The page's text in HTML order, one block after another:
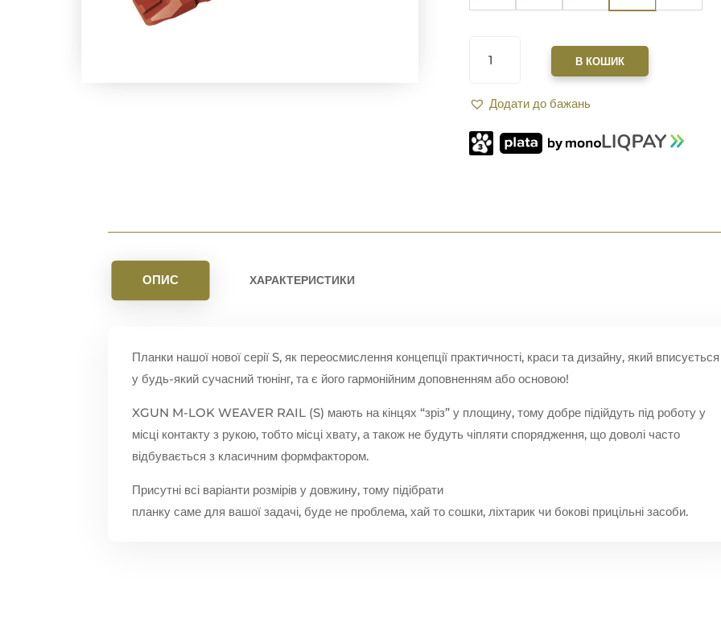
XGUN
СЛОТІВ
LOK
REIL
В КОШИК
Додати до бажань
ОПИС ХАРАКТЕРИСТИКИ
Планки нашої нової серії S, як переосмислення концепції практичності, краси та дизайну, який вписується
у будь-який сучасний тюнінг, та є його гармонійним доповненням або основою!
XGUN M-LOK WEAVER RAIL (S) мають на кінцях “зріз” у площину, тому добре підійдуть під роботу у
місці контакту з рукою, тобто місці хвату, а також не будуть чіпляти спорядження, що доволі часто
відбувається з класичним формфактором.
Присутні всі варіанти розмірів у довжину, тому підібрати
планку саме для вашої задачі, буде не проблема, хай то сошки, ліхтарик чи бокові прицільні засоби.